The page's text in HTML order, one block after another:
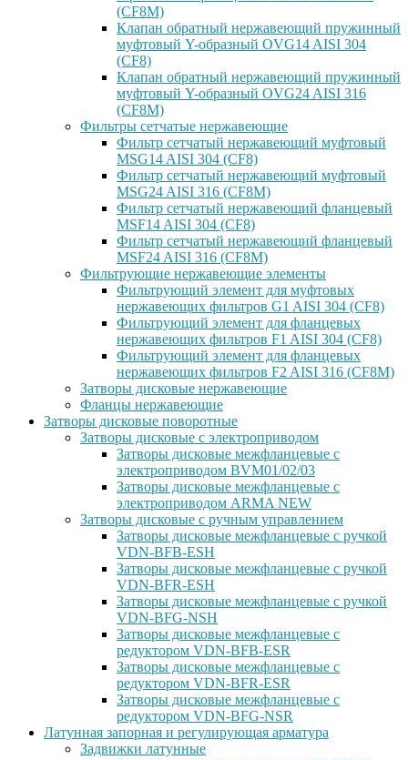
(CF8M)
Клапан обратный нержавеющий пружинный
муфтовый Y-образный OVG14 AISI 304
(CF8)
Клапан обратный нержавеющий пружинный
муфтовый Y-образный OVG24 AISI 316
(CF8М)
Фильтры сетчатые нержавеющие
Фильтр сетчатый нержавеющий муфтовый
MSG14 AISI 304 (CF8)
Фильтр сетчатый нержавеющий муфтовый
MSG24 AISI 316 (CF8M)
Фильтр сетчатый нержавеющий фланцевый
MSF14 AISI 304 (CF8)
Фильтр сетчатый нержавеющий фланцевый
MSF24 AISI 316 (CF8M)
Фильтрующие нержавеющие элементы
Фильтрующий элемент для муфтовых
нержавеющих фильтров G1 AISI 304 (CF8)
Фильтрующий элемент для фланцевых
нержавеющих фильтров F1 AISI 304 (CF8)
Фильтрующий элемент для фланцевых
нержавеющих фильтров F2 AISI 316 (CF8M)
Затворы дисковые нержавеющие
Фланцы нержавеющие
Затворы дисковые поворотные
Затворы дисковые с электроприводом
Затворы дисковые межфланцевые с
электроприводом BVM01/02/03
Затворы дисковые межфланцевые с
электроприводом ARMA NEW
Затворы дисковые с ручным управлением
Затворы дисковые межфланцевые с ручкой
VDN-BFB-ESH
Затворы дисковые межфланцевые с ручкой
VDN-BFR-ESH
Затворы дисковые межфланцевые с ручкой
VDN-BFG-NSH
Затворы дисковые межфланцевые с
редуктором VDN-BFB-ESR
Затворы дисковые межфланцевые с
редуктором VDN-BFR-ESR
Затворы дисковые межфланцевые с
редуктором VDN-BFG-NSR
Латунная запорная и регулирующая арматура
Задвижки латунные